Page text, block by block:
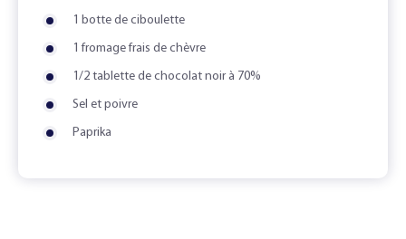
1 botte de ciboulette
1 fromage frais de chèvre
1/2 tablette de chocolat noir à 70%
Sel et poivre
Paprika